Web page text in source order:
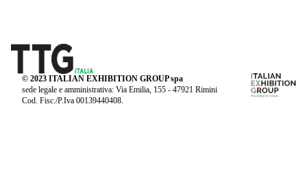
© 2023 ITALIAN EXHIBITION GROUP spa
sede legale e amministrativa: Via Emilia, 155 - 47921 Rimini
Cod. Fisc./P.Iva 00139440408.